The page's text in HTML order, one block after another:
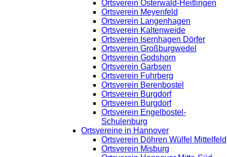
Ortsverein Osterwald-Heitlingen
Ortsverein Meyenfeld
Ortsverein Langenhagen
Ortsverein Kaltenweide
Ortsverein Isernhagen Dörfer
Ortsverein Großburgwedel
Ortsverein Godshorn
Ortsverein Garbsen
Ortsverein Fuhrberg
Ortsverein Berenbostel
Ortsverein Burgdorf
Ortsverein Burgdorf
Ortsverein Engelbostel-
Schulenburg
Ortsvereine in Hannover
Ortsverein Döhren Wülfel Mittelfeld
Ortsverein Misburg